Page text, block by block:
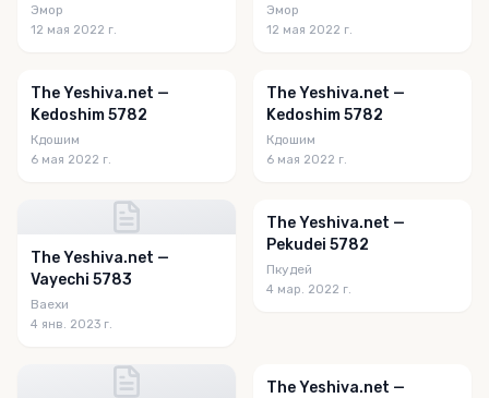
Эмор
12 мая 2022 г.
Эмор
12 мая 2022 г.
The Yeshiva.net —
Kedoshim 5782
Кдошим
6 мая 2022 г.
The Yeshiva.net —
Kedoshim 5782
Кдошим
6 мая 2022 г.
The Yeshiva.net —
Vayechi 5783
Ваехи
4 янв. 2023 г.
The Yeshiva.net —
Pekudei 5782
Пкудей
4 мар. 2022 г.
The Yeshiva.net —